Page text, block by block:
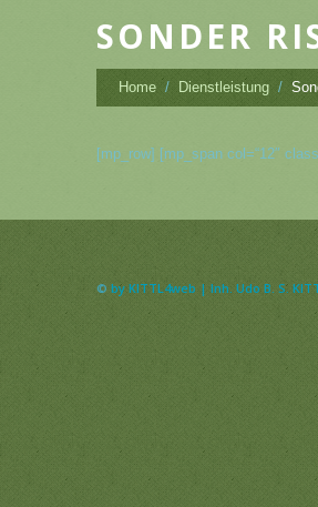
SONDER
Home Dienstleistung
[mp_row] [mp_span col=“12″
© by KITTL4web | Inh. Udo B. S.